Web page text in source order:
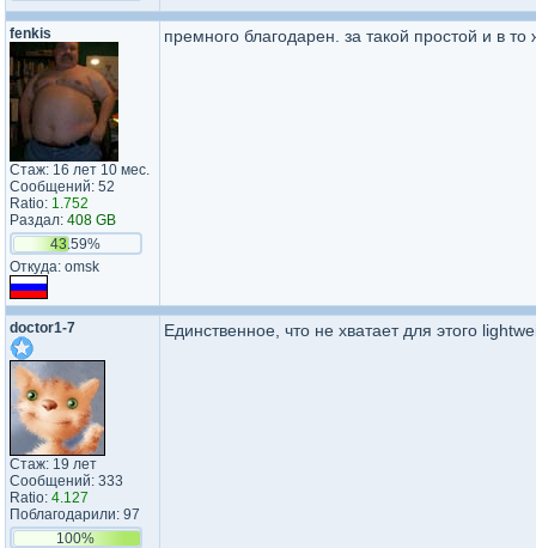
fenkis
Стаж: 16 лет 10 мес.
Сообщений: 52
Ratio: 1.752
Раздал: 408 GB
43.59%
Откуда: omsk
премного благодарен. за такой простой и в
doctor1-7
Стаж: 19 лет
Сообщений: 333
Ratio: 4.127
Поблагодарили: 97
100%
Единственное, что не хватает для этого